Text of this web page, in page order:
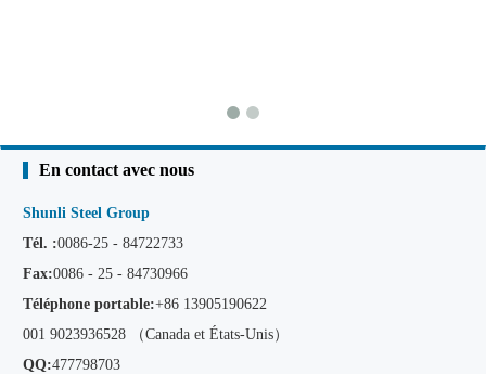
En contact avec nous
Shunli Steel Group
Tél. :0086-25 - 84722733
Fax:0086 - 25 - 84730966
Téléphone portable:+86 13905190622
001 9023936528 （Canada et États-Unis）
QQ:477798703